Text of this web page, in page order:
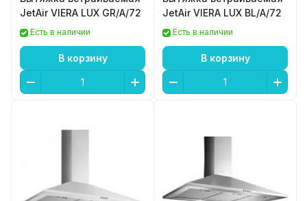
JetAir VIERA LUX GR/A/72
Есть в наличии
В корзину
JetAir VIERA LUX BL/A/72
Есть в наличии
В корзину